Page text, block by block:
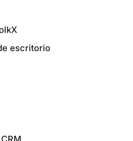
escritorio